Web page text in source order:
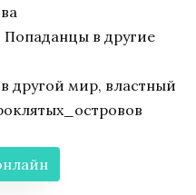
Попаданцы в другие
другой мир, властный